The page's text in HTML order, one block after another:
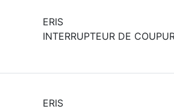
ERIS
INTERRUPTEUR DE
ERIS